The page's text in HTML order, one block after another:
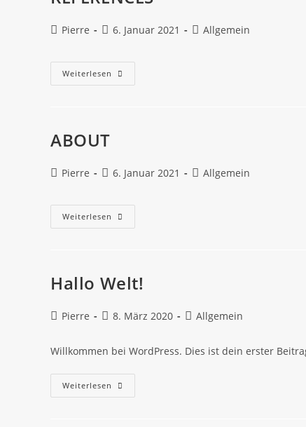
Pierre 6. Januar 2021 Allgemein
Weiterlesen
ABOUT
Pierre 6. Januar 2021 Allgemein
Weiterlesen
Hallo Welt!
Pierre 8. März 2020 Allgemein
Willkommen bei WordPress. Dies ist dein erster
Weiterlesen